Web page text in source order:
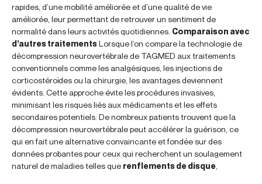
rapides, d’une mobilité améliorée et d’une qualité de vie
améliorée, leur permettant de retrouver un sentiment de
normalité dans leurs activités quotidiennes. Comparaison avec
d’autres traitementsLorsque l’on compare la technologie de
décompression neurovertébrale de TAGMED aux traitements
conventionnels comme les analgésiques, les injections de
corticostéroïdes ou la chirurgie, les avantages deviennent
évidents. Cette approche évite les procédures invasives,
minimisant les risques liés aux médicaments et les effets
secondaires potentiels. De nombreux patients trouvent que la
décompression neurovertébrale peut accélérer la guérison, ce
qui en fait une alternative convaincante et fondée sur des
données probantes pour ceux qui recherchent un soulagement
naturel de maladies telles que renflements de disque